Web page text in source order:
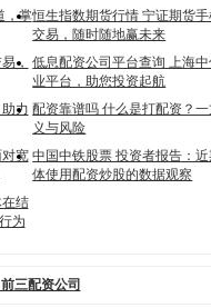
，掌恒生指数期货行情 宁证期货
交易，随时随地赢未来
， 低息配资公司平台查询 上海
业平台，助您投资起航
力 配资靠谱吗 什么是打配资？
义与风险
宽 中国中铁股票 投资者报告：
体使用配资炒股的数据观察
结
为
三配资公司